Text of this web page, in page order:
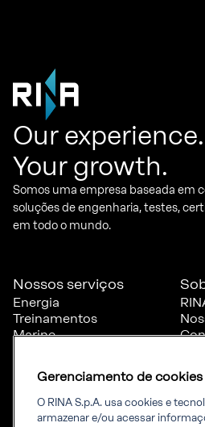
Our experience.
Your growth.
Somos uma empresa baseada em
soluções de engenharia, testes,
em todo o mundo.
Nossos serviços
Energia
Treinamentos
Marine
infraestrutura
Gerenciamento de cookies
O RINA S.p.A. usa cookies e
armazenar e/ou acessar